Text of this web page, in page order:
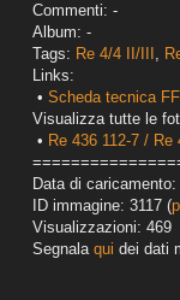
Commenti: -
Album: -
Tags: Re 4/4 II/III ,
Links:
• Scheda tecnica
Visualizza tutte le
• Re 436 112-7 / Re
Data di
ID immagine: 3117 (
Visualizzazioni: 469
Segnala qui dei dati